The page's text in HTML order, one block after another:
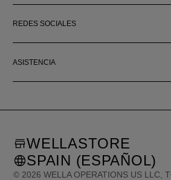
REDES SOCIALES
ASISTENCIA
© 2026 WELLA OPERATIONS US LLC,
WELLASTORE
SPAIN (ESPAÑOL)